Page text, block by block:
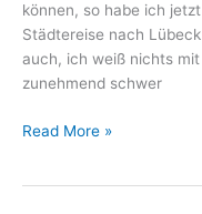
können, so habe ich
Städtereise nach
auch, ich weiß nichts
zunehmend schwer
Eine
Read More »